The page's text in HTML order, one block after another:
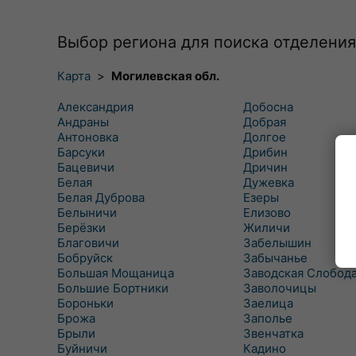
Выбор региона для поиска отделения
Карта > Могилевская обл.
Александрия
Андраны
Антоновка
Барсуки
Бацевичи
Белая
Белая Дуброва
Белыничи
Берёзки
Благовичи
Бобруйск
Большая Мощаница
Большие Бортники
Бороньки
Брожа
Брыли
Буйничи
Добосна
Добрая
Долгое
Дрибин
Дричин
Дужевка
Езеры
Елизово
Жиличи
Забелышин
Забычанье
Заводская
Заволочицы
Заелица
Заполье
Звенчатка
Кадино